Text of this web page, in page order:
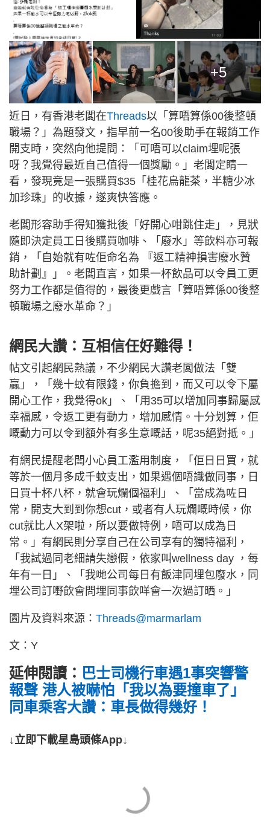
+5
近日，有香港老闆在Threads以「算唔算係00後整頓
職場？」為題發文，指早前一名00後助手在報銷工作
開支時，突然向他提問：「可唔可以claim埋呢張
呀？我覺得最近自己值得一個獎勵。」老闆定睛一
看，發現竟是一張購買$35「桂花烏龍茶，半糖少冰
加珍珠」的收據，遂爽快答應。
老闆形容助手得知獲批後「好開心咁跳住走」，見狀
隨即決定員工日後購買咖啡、「廢水」等飲料亦可報
銷，「自始就有咗佢命名為 『返工精神損害廢水贊
助計劃』」。老闆直言，如果一杯飲品可以令員工更
努力工作都是值得的，最後更戲言「算唔算係00後整
頓職場之廢水革命？」
網民大讚：互相信任好難得！
帖文引起網民熱議，不少網民大讚老闆做法「雙
贏」，「幾十蚊有限錢，你負擔到，而又可以令下屬
開心工作，我覺得ok」、「用35可以增加同事歸屬感
幸福感，令返工更有動力，增加感情。十分划算，佢
嘅動力可以令到額外有多生意嘅話，呢35絕對抵。」
有網民提醒老闆小心員工濫用制度，「佢日日買，就
等於一個月多成千蚊支出，如果遇個唔識做同事，日
日買十杯八杯，就會玩爛個福利」、「當成為咗日
常，開支大到到你想cut，或者有人玩爛嘅時候，你
cut就比人X架啦，所以要做特例，唔可以成為日
常。」有網民則分享自己在公司享有的獨特福利，
「我試過同老細請失戀假，依家叫wellness day ，每
年有一日」、「我哋公司每日有飯津同埋包廢水，同
埋公司訂嘢飲會問埋同事飲咩會一次過訂晒。」
圖片及資料來源： Threads@marmarlam
文：Y
延伸閱讀： 巴士司機行車遇1事突響警
報聲 港人被嚇怕「我以為要撞車了」
同車乘客大讚：車長做得幾好！
↓立即下載星島頭條App↓